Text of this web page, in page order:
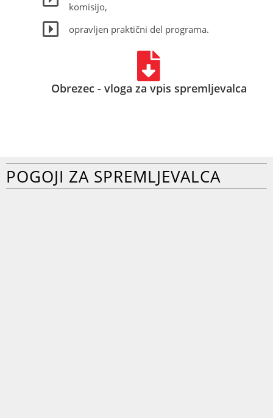
komisijo,
opravljen praktični del programa.
Obrezec - vloga za vpis spremljevalca
POGOJI ZA SPREMLJEVALCA